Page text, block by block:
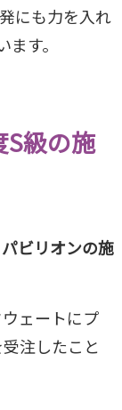
にも力を入れ
す。
級の施
ビリオンの施
ェートにプ
注したこと